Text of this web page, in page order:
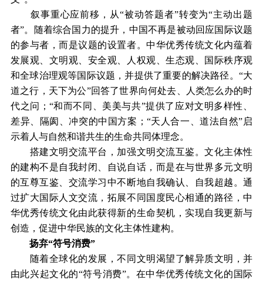
叙事重心应前移，从“被动答题者”转变为“主动出题
者”。随着综合国力的提升，中国不再是被动回应国际议题
的参与者，而是议题的设置者。中华优秀传统文化内蕴着
发展观、文明观、安全观、人权观、生态观、国际秩序观
和全球治理观等国际议题，并提供了重要的解决路径。“大
道之行，天下为公”回答了世界向何处去、人类怎么办的时
代之问；“和而不同、美美与共”提供了应对文明多样性、
差异、隔阂、冲突的中国方案；“天人合一、道法自然”启
示着人与自然和谐共生的生命共同体理念。
搭建文明交流平台，加强文明交流互鉴。文化主体性
的建构不是自我封闭、自说自话，而是在与世界多元文明
的互尊互鉴、交流学习中不断地自我确认、自我超越。通
过扩大国际人文交流，拓展不同国度民心相通的路径，中
华优秀传统文化由此获得新的生命契机，实现自我更新与
创造，促进中华民族的文化主体性建构。
扬弃“符号消费”
随着全球化的发展，不同文明渴望了解异质文明，并
由此兴起文化的“符号消费”。在中华优秀传统文化的国际